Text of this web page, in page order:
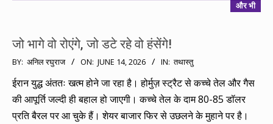
और भी
जो भागे वो रोएंगे, जो डटे रहे वो हंसेंगे!
2026-
06-
14
BY: अनिल रघुराज ON: JUNE 14, 2026 IN: तथास्तु
ईरान युद्ध अंततः खत्म होने जा रहा है। होर्मुज़ स्ट्रैट से कच्चे तेल और गैस
की आपूर्ति जल्दी ही बहाल हो जाएगी। कच्चे तेल के दाम 80-85 डॉलर
प्रति बैरल पर आ चुके हैं। शेयर बाजार फिर से उछलने के मुहाने पर है।